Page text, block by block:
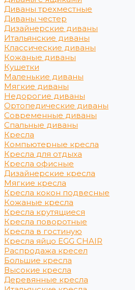
Диваны трехместные
Диваны честер
Дизайнерские диваны
Итальянские диваны
Классические диваны
Кожаные диваны
Кушетки
Маленькие диваны
Мягкие диваны
Недорогие диваны
Ортопедические диваны
Современные диваны
Спальные диваны
Кресла
Компьютерные кресла
Кресла для отдыха
Кресла офисные
Дизайнерские кресла
Мягкие кресла
Кресла кокон подвесные
Кожаные кресла
Кресла крутящиеся
Кресла поворотные
Кресла в гостиную
Кресла яйцо EGG CHAIR
Распродажа кресел
Большие кресла
Высокие кресла
Деревянные кресла